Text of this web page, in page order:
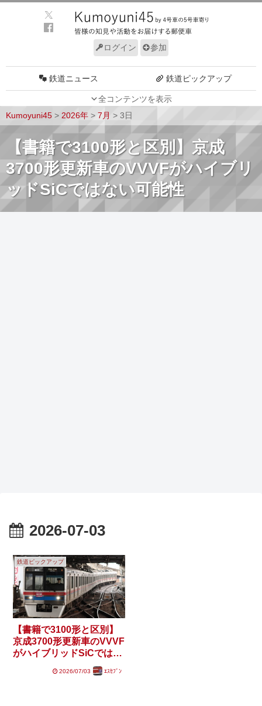
ログイン 参加
全コンテンツを表示
鉄道ニュース 鉄道ピックアップ
車両技術 路線探訪
ルール サイトについて
Kumoyuni45 > 2026年 > 7月 > 3日
【書籍で3100形と区別】京成
3700形更新車のVVVFがハイブリ
ッドSiCではない可能性
2026-07-03
鉄道ピックアップ
【書籍で3100形と区別】
京成3700形更新車のVVVF
がハイブリッドSiCではな
2026/07/03 ｴｽｾﾌﾞﾝ